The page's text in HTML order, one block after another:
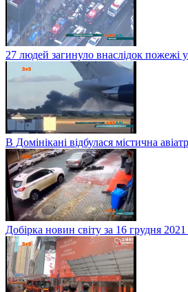
27 людей загинуло внаслідок пожежі у
В Домінікані відбулася містична
Добірка новин світу за 16 грудня